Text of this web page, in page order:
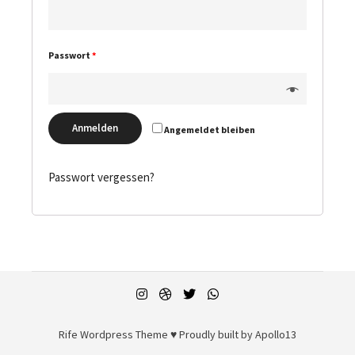
Passwort *
Angemeldet bleiben
Anmelden
Passwort vergessen?
Rife Wordpress Theme ♥ Proudly built byApollo13